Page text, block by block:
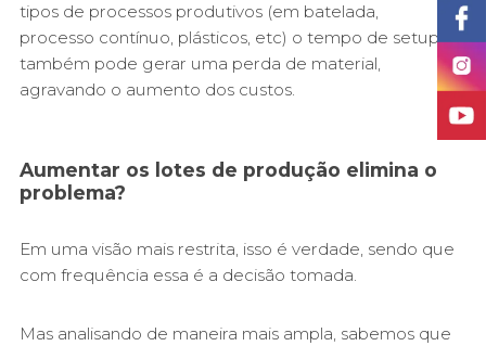
tipos de processos produtivos (em batelada,
processo contínuo, plásticos, etc) o tempo de setup
também pode gerar uma perda de material,
agravando o aumento dos custos.
Aumentar os lotes de produção elimina o
problema?
Em uma visão mais restrita, isso é verdade, sendo que
com frequência essa é a decisão tomada.
Mas analisando de maneira mais ampla, sabemos que